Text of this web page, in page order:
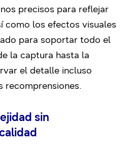
precisos para reflejar
como los efectos visuales
para soportar todo el
la captura hasta la
el detalle incluso
recomprensiones.
sin